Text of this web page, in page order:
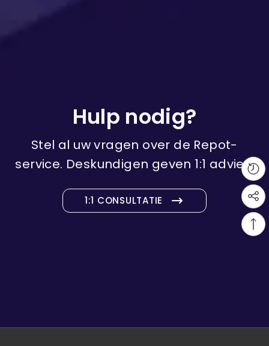
Hulp nodig?
Stel al uw vragen over de Repot-
service. Deskundigen geven 1:1 advies.
1:1 CONSULTATIE